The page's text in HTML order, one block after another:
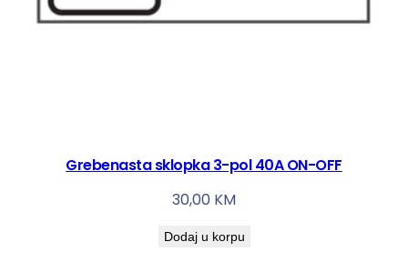
Grebenasta sklopka 3-pol 40A ON-OFF
30,00 KM
Dodaj u korpu